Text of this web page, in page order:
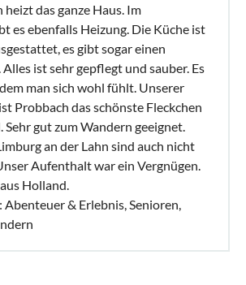
das ganze Haus. Im
es ebenfalls Heizung. Die Küche ist
es gibt sogar einen
ist sehr gepflegt und sauber. Es
man sich wohl fühlt. Unserer
Probbach das schönste Fleckchen
gut zum Wandern geeignet.
an der Lahn sind auch nicht
Aufenthalt war ein Vergnügen.
Holland.
: Abenteuer & Erlebnis, Senioren,